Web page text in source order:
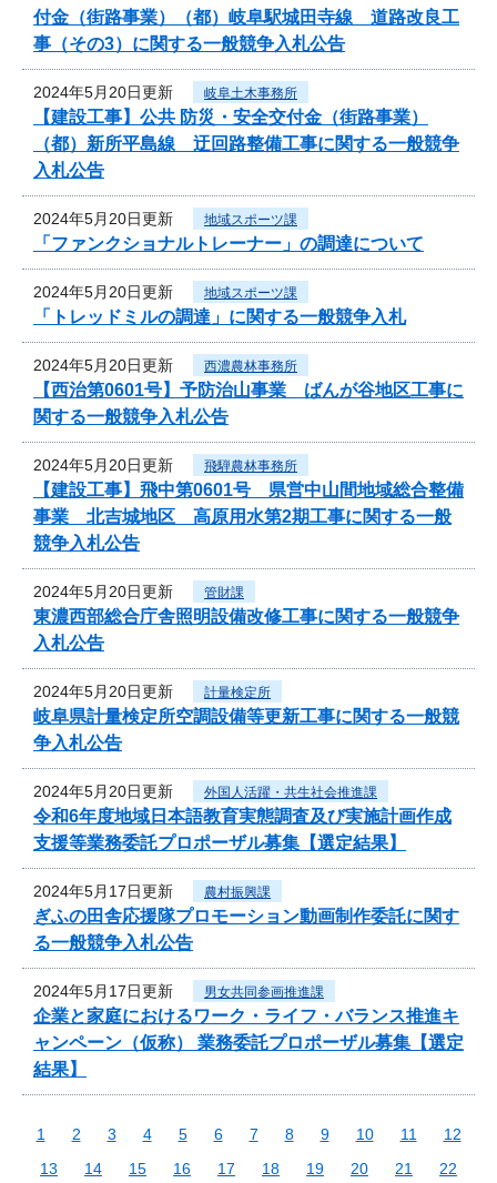
付金（街路事業）（都）岐阜駅城田寺線 道路改良工
事（その3）に関する一般競争入札公告
2024年5月20日更新 岐阜土木事務所
【建設工事】公共 防災・安全交付金（街路事業）
（都）新所平島線 迂回路整備工事に関する一般競争
入札公告
2024年5月20日更新 地域スポーツ課
「ファンクショナルトレーナー」の調達について
2024年5月20日更新 地域スポーツ課
「トレッドミルの調達」に関する一般競争入札
2024年5月20日更新 西濃農林事務所
【西治第0601号】予防治山事業 ばんが谷地区工事に
関する一般競争入札公告
2024年5月20日更新 飛騨農林事務所
【建設工事】飛中第0601号 県営中山間地域総合整備
事業 北吉城地区 高原用水第2期工事に関する一般
競争入札公告
2024年5月20日更新 管財課
東濃西部総合庁舎照明設備改修工事に関する一般競争
入札公告
2024年5月20日更新 計量検定所
岐阜県計量検定所空調設備等更新工事に関する一般競
争入札公告
2024年5月20日更新 外国人活躍・共生社会推進課
令和6年度地域日本語教育実態調査及び実施計画作成
支援等業務委託プロポーザル募集【選定結果】
2024年5月17日更新 農村振興課
ぎふの田舎応援隊プロモーション動画制作委託に関す
る一般競争入札公告
2024年5月17日更新 男女共同参画推進課
企業と家庭におけるワーク・ライフ・バランス推進キ
ャンペーン（仮称） 業務委託プロポーザル募集【選定
結果】
1 2 3 4 5 6 7 8 9 10 11
12
13
14 15 16 17 18 19 20 21
22